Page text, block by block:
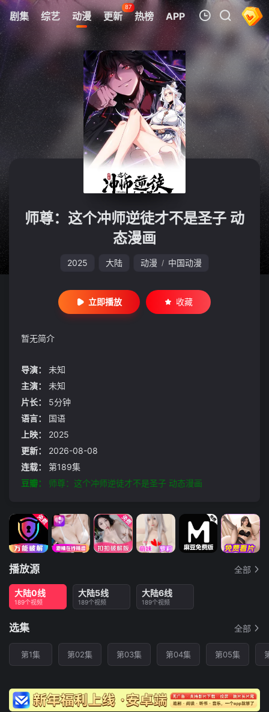
剧集 综艺 动漫 更新
87
热榜 APP
我的观影记录
暂无观看影片的记录
师尊：这个冲师逆徒才不是圣子 动
态漫画
2025 大陆 动漫 / 中国动漫
立即播放 收藏
暂无简介
导演：
未知
主演：
未知
片长：
5分钟
语言：
国语
上映：
2025
更新：
2026-08-08
连载：
第189集
豆瓣：
师尊：这个冲师逆徒才不是圣子 动态漫画
播放源 全部
大陆0线
189个视频
大陆5线
189个视频
大陆6线
189个视频
选集 全部
第1集 第02集 第03集 第04集 第05集